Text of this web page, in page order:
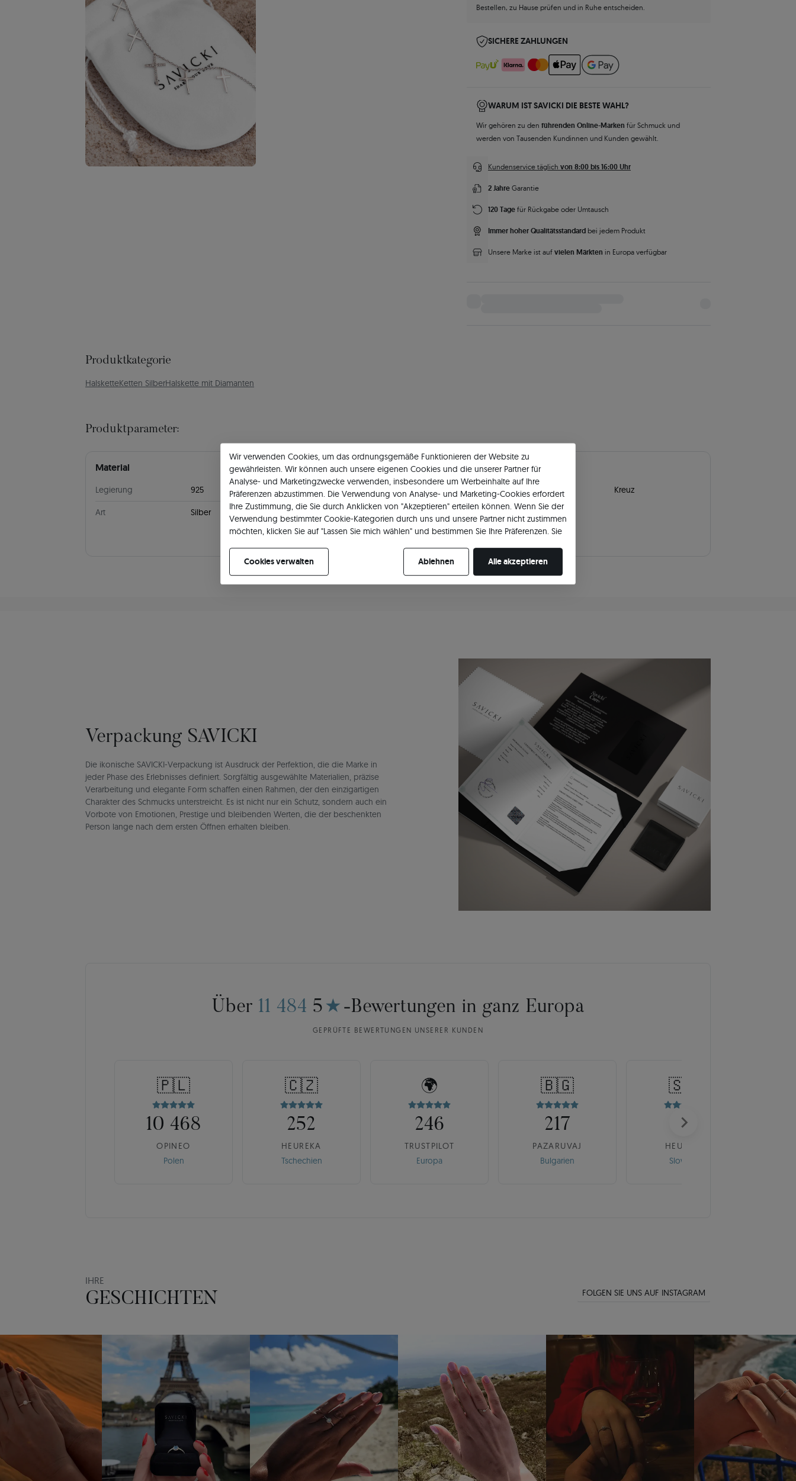
Bestellen, zu Hause prüfen und in Ruhe entscheiden.
SICHERE ZAHLUNGEN
WARUM IST SAVICKI DIE BESTE WAHL?
Wir gehören zu den führenden Online-Marken für Schmuck und
werden von Tausenden Kundinnen und Kunden gewählt.
Kundenservice täglich von 8:00 bis 16:00 Uhr
2 Jahre Garantie
120 Tage für Rückgabe oder Umtausch
Immer hoher Qualitätsstandard bei jedem Produkt
Unsere Marke ist auf vielen Märkten in Europa verfügbar
Produktkategorie
HalsketteKetten SilberHalskette mit Diamanten
Produktparameter:
Material
Legierung 925
Art Silber
Hauptstein
Art Zirkonia
Schleifen Rund/Brillant
Lage Haupt
Motiv
Motiv Kreuz
Verpackung SAVICKI
Die ikonische SAVICKI-Verpackung ist Ausdruck der Perfektion, die die Marke in
jeder Phase des Erlebnisses definiert. Sorgfältig ausgewählte Materialien, präzise
Verarbeitung und elegante Form schaffen einen Rahmen, der den einzigartigen
Charakter des Schmucks unterstreicht. Es ist nicht nur ein Schutz, sondern auch ein
Vorbote von Emotionen, Prestige und bleibenden Werten, die der beschenkten
Person lange nach dem ersten Öffnen erhalten bleiben.
Über 11 484 5 ★ -Bewertungen in ganz Europa
GEPRÜFTE BEWERTUNGEN UNSERER KUNDEN
🇵🇱
10 468
OPINEO
Polen
🇨🇿
252
HEUREKA
Tschechien
🌍
246
TRUSTPILOT
Europa
🇧🇬
217
PAZARUVAJ
Bulgarien
🇸🇰
175
HEUREKA
Slowakei
IHRE
GESCHICHTEN FOLGEN SIE UNS AUF INSTAGRAM
Wir verwenden Cookies, um das ordnungsgemäße Funktionieren der Website zu
gewährleisten. Wir können auch unsere eigenen Cookies und die unserer Partner für
Analyse- und Marketingzwecke verwenden, insbesondere um Werbeinhalte auf Ihre
Präferenzen abzustimmen. Die Verwendung von Analyse- und Marketing-Cookies erfordert
Ihre Zustimmung, die Sie durch Anklicken von "Akzeptieren" erteilen können. Wenn Sie der
Verwendung bestimmter Cookie-Kategorien durch uns und unsere Partner nicht zustimmen
möchten, klicken Sie auf "Lassen Sie mich wählen" und bestimmen Sie Ihre Präferenzen. Sie
Cookies verwalten
Ablehnen Alle akzeptieren